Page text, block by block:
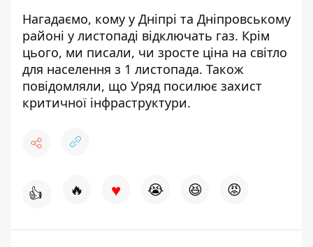
Нагадаємо, кому у Дніпрі та Дніпровському
районі у листопаді відключать газ. Крім
цього, ми писали, чи зросте ціна на світло
для населення з 1 листопада. Також
повідомляли, що Уряд посилює захист
критичної інфраструктури.
👍 🔥 ♥ 😭 😆 😡